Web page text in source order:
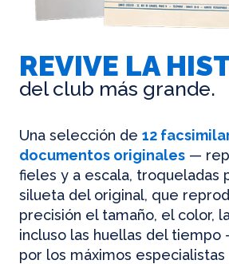
REVIVE LA
del club más grande.
Una selección de 12
documentos originales —
fieles y a escala, troqueladas
silueta del original, que
precisión el tamaño, el color,
incluso las huellas del tiempo
por los máximos